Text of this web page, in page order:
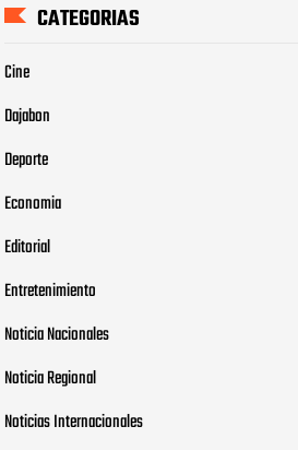
CATEGORIAS
Cine
Dajabon
Deporte
Economia
Editorial
Entretenimiento
Noticia Nacionales
Noticia Regional
Noticias Internacionales